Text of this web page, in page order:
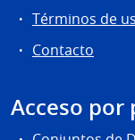
Términos de
Contacto
Acceso por